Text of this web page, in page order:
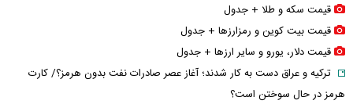
قیمت سکه و طلا + جدول
قیمت بیت کوین و رمزارز‌ها + جدول
قیمت دلار، یورو و سایر ارز‌ها + جدول
ترکیه و عراق دست به کار شدند؛ آغاز عصر صادرات نفت بدون هرمز؟/ کارت
هرمز در حال سوختن است؟